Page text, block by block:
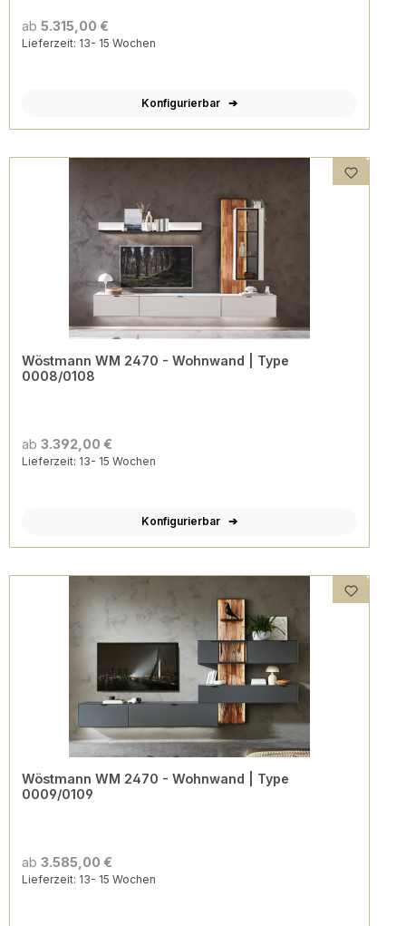
ab 5.315,00 €
Lieferzeit: 13- 15 Wochen
Konfigurierbar
Wöstmann WM 2470 - Wohnwand | Type
0008/0108
ab 3.392,00 €
Lieferzeit: 13- 15 Wochen
Konfigurierbar
Wöstmann WM 2470 - Wohnwand | Type
0009/0109
ab 3.585,00 €
Lieferzeit: 13- 15 Wochen